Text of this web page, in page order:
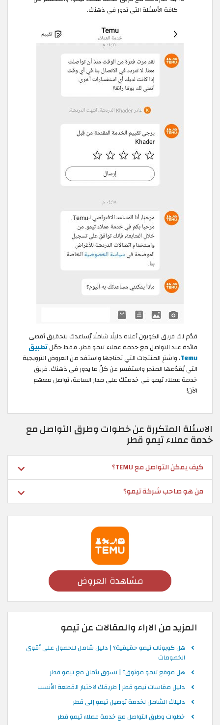
كافة الأسئلة التي تدور في ذهنك.
قدّم لك فريق الكوبون أعلاه دليلًا شاملًا يُساعدك بتحقيق أقصى
فائدة عند التواصل مع خدمة عملاء تيمو قطر. فقط حمّلتطبيق
Temu، واشترِ المنتجات التي تحتاجها واستفد من العروض الترويجية
التي يُقدّمها المتجر واستفسر عن كلّ ما يدور في ذهنك. فريق
خدمة عملاء تيمو في خدمتك على مدار الساعة، تواصل معهم
الآن!
الاسئلة المتكررة عن خطوات وطرق التواصل مع
خدمة عملاء تيمو قطر
كيف يمكن التواصل مع TEMU؟
من هو صاحب شركة تيمو؟
مشاهدة العروض
المزيد من الاراء والمقالات عن تيمو
هل كوبونات تيمو حقيقية؟ | دليل شامل للحصول على أقوى
الخصومات
هل موقع تيمو موثوق؟ | تسوق بأمان مع تيمو قطر
دليل مقاسات تيمو قطر | طريقك لاختيار القطعة الأنسب
دليلك الشامل لخدمة توصيل تيمو إلى قطر
خطوات وطرق التواصل مع خدمة عملاء تيمو قطر